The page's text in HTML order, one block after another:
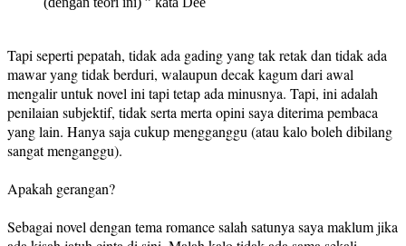
Tapi seperti pepatah, tidak ada gading yang tak retak dan tidak ada
mawar yang tidak berduri, walaupun decak kagum dari awal
mengalir untuk novel ini tapi tetap ada minusnya. Tapi, ini adalah
penilaian subjektif, tidak serta merta opini saya diterima pembaca
yang lain. Hanya saja cukup mengganggu (atau kalo boleh dibilang
sangat menganggu).
Apakah gerangan?
Sebagai novel dengan tema romance salah satunya saya maklum jika